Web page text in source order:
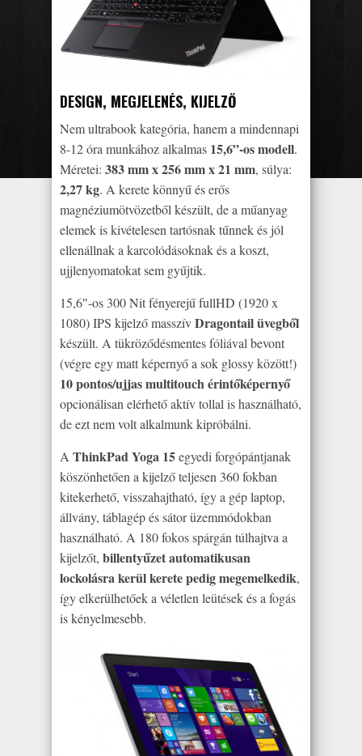
DESIGN, MEGJELENÉS, KIJELZŐ
Nem ultrabook kategória, hanem a mindennapi
8-12 óra munkához alkalmas 15,6”-os modell.
Méretei: 383 mm x 256 mm x 21 mm, súlya:
2,27 kg. A kerete könnyű és erős
magnéziumötvözetből készült, de a műanyag
elemek is kivételesen tartósnak tűnnek és jól
ellenállnak a karcolódásoknak és a koszt,
ujjlenyomatokat sem gyűjtik.
15,6″-os 300 Nit fényerejű fullHD (1920 x
1080) IPS kijelző masszívDragontail üvegből
készült. A tükröződésmentes fóliával bevont
(végre egy matt képernyő a sok glossy között!)
10 pontos/ujjas multitouch érintőképernyő
opcionálisan elérhető aktív tollal is használható,
de ezt nem volt alkalmunk kipróbálni.
A ThinkPad Yoga 15egyedi forgópántjanak
köszönhetően a kijelző teljesen 360 fokban
kitekerhető, visszahajtható, így a gép laptop,
állvány, táblagép és sátor üzemmódokban
használható. A 180 fokos spárgán túlhajtva a
kijelzőt, billentyűzet automatikusan
lockolásra kerül kerete pedig megemelkedik,
így elkerülhetőek a véletlen leütések és a fogás
is kényelmesebb.